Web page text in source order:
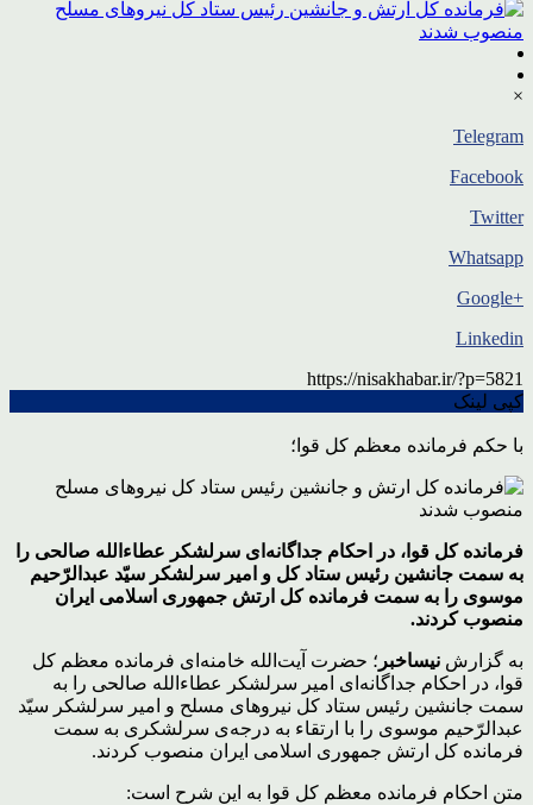
×
Telegram
Facebook
Twitter
Whatsapp
+Google
Linkedin
https://nisakhabar.ir/?p=5821
کپی لینک
با حکم فرمانده معظم کل قوا؛
فرمانده کل قوا، در احکام جداگانه‌ای سرلشکر عطاءالله صالحی را
به سمت جانشین رئیس ستاد کل و امیر سرلشکر سیّد عبدالرّحیم
موسوی را به سمت فرمانده کل ارتش جمهوری اسلامی ایران
منصوب کردند.
به گزارش نیساخبر ؛ حضرت آیت‌الله خامنه‌ای فرمانده معظم کل
قوا، در احکام جداگانه‌ای امیر سرلشکر عطاءالله صالحی را به
سمت جانشین رئیس ستاد کل نیروهای مسلح و امیر سرلشکر سیّد
عبدالرّحیم موسوی را با ارتقاء به درجه‌ی سرلشکری به سمت
فرمانده کل ارتش جمهوری اسلامی ایران منصوب کردند.
متن احکام فرمانده معظم کل قوا به این شرح است: